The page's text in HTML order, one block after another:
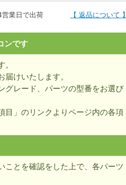
営業日で出荷 【 返品について 】
ンです
。
けいたします。
グレード、パーツの型番をお選び
目」のリンクよりページ内の各項
ことを確認をした上で、各パーツ